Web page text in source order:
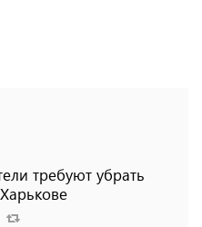
требуют убрать